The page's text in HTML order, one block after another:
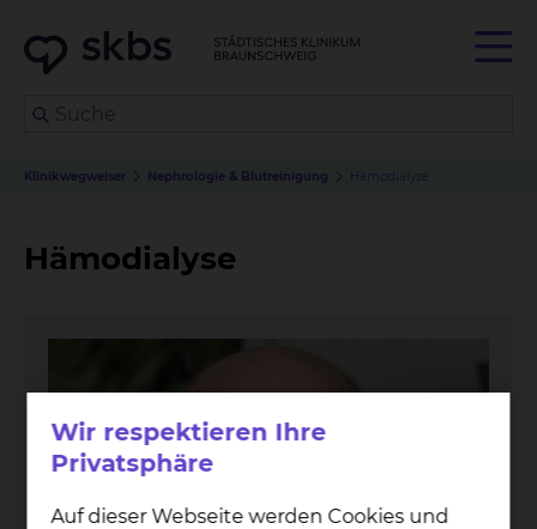
Klinikwegweiser Nephrologie & Blutreinigung Hämodialyse
Hämodialyse
Wir respektieren Ihre
Privatsphäre
Auf dieser Webseite werden Cookies und